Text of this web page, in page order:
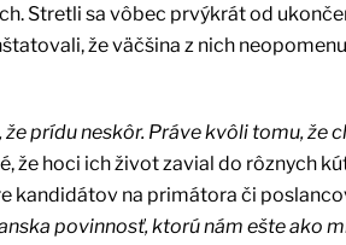
Stretli sa vôbec prvýkrát od
že väčšina z nich
prídu neskôr. Práve kvôli tomu, že
že hoci ich život zavial do rôznych
kandidátov na primátora či
povinnosť, ktorú nám ešte ako